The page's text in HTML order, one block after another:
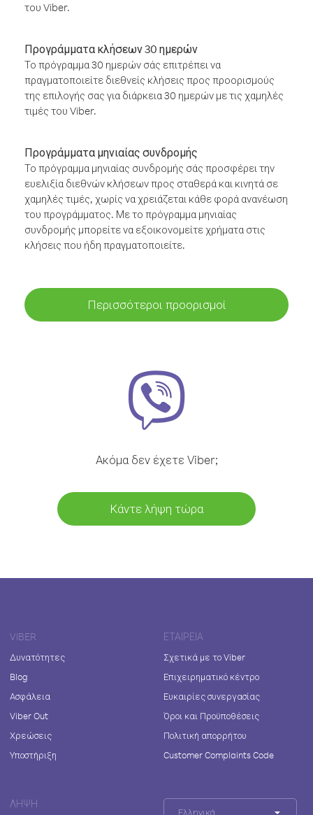
του Viber.
Προγράμματα κλήσεων 30 ημερών
Το πρόγραμμα 30 ημερών σάς επιτρέπει να
πραγματοποιείτε διεθνείς κλήσεις προς προορισμούς
της επιλογής σας για διάρκεια 30 ημερών με τις χαμηλές
τιμές του Viber.
Προγράμματα μηνιαίας συνδρομής
Το πρόγραμμα μηνιαίας συνδρομής σάς προσφέρει την
ευελιξία διεθνών κλήσεων προς σταθερά και κινητά σε
χαμηλές τιμές, χωρίς να χρειάζεται κάθε φορά ανανέωση
του προγράμματος. Με το πρόγραμμα μηνιαίας
συνδρομής μπορείτε να εξοικονομείτε χρήματα στις
κλήσεις που ήδη πραγματοποιείτε.
Περισσότεροι προορισμοί
Ακόμα δεν έχετε Viber;
Κάντε λήψη τώρα
VIBER
Δυνατότητες
Blog
Ασφάλεια
Viber Out
Χρεώσεις
Υποστήριξη
ΕΤΑΙΡΕΊΑ
Σχετικά με το Viber
Επιχειρηματικό κέντρο
Ευκαιρίες συνεργασίας
Όροι και Προϋποθέσεις
Πολιτική απορρήτου
Customer Complaints Code
ΛΉΨΗ
Ελληνικά